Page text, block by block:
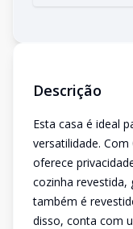
Descrição
Esta casa é ideal
versatilidade.
oferece
cozinha revestida,
também é
disso, conta com